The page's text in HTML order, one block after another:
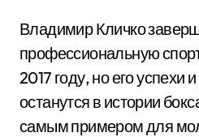
Владимир Кличко
профессиональную
2017 году, но его успехи
останутся в истории
самым примером для